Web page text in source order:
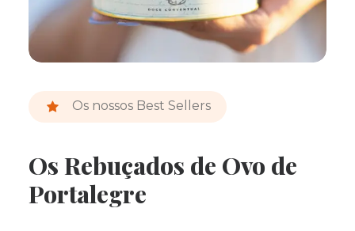
Os nossos Best Sellers
Os Rebuçados de Ovo de
Portalegre